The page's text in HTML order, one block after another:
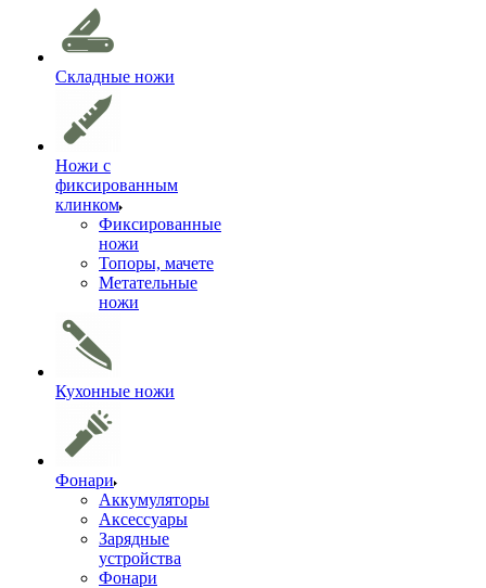
Складные ножи
Ножи с
фиксированным
клинком
Фиксированные
ножи
Топоры, мачете
Метательные
ножи
Кухонные ножи
Фонари
Аккумуляторы
Аксессуары
Зарядные
устройства
Фонари